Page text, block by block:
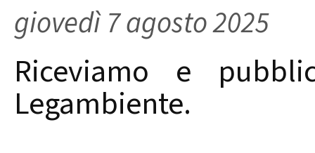
giovedì 7 agosto 2025
Riceviamo e
Legambiente.